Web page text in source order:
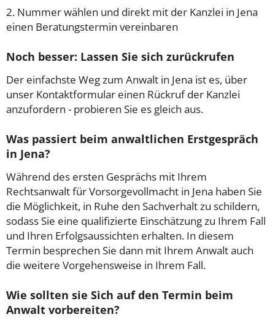
2. Nummer wählen und direkt mit der Kanzlei in Jena
einen Beratungstermin vereinbaren
Noch besser: Lassen Sie sich zurückrufen
Der einfachste Weg zum Anwalt in Jena ist es, über
unser Kontaktformular einen Rückruf der Kanzlei
anzufordern - probieren Sie es gleich aus.
Was passiert beim anwaltlichen Erstgespräch
in Jena?
Während des ersten Gesprächs mit Ihrem
Rechtsanwalt für Vorsorgevollmacht in Jena haben Sie
die Möglichkeit, in Ruhe den Sachverhalt zu schildern,
sodass Sie eine qualifizierte Einschätzung zu Ihrem Fall
und Ihren Erfolgsaussichten erhalten. In diesem
Termin besprechen Sie dann mit Ihrem Anwalt auch
die weitere Vorgehensweise in Ihrem Fall.
Wie sollten sie Sich auf den Termin beim
Anwalt vorbereiten?